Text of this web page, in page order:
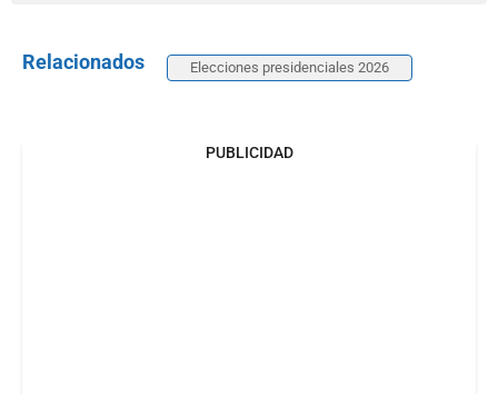
Relacionados Elecciones presidenciales 2026
PUBLICIDAD